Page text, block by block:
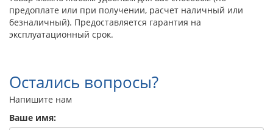
предоплате или при получении, расчет наличный или
безналичный). Предоставляется гарантия на
эксплуатационный срок.
Остались вопросы?
Напишите нам
Ваше имя: